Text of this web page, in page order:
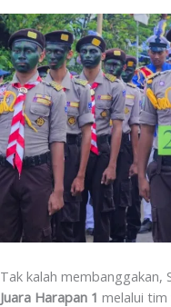
Tak kalah membanggakan,
Juara Harapan 1 melalui tim